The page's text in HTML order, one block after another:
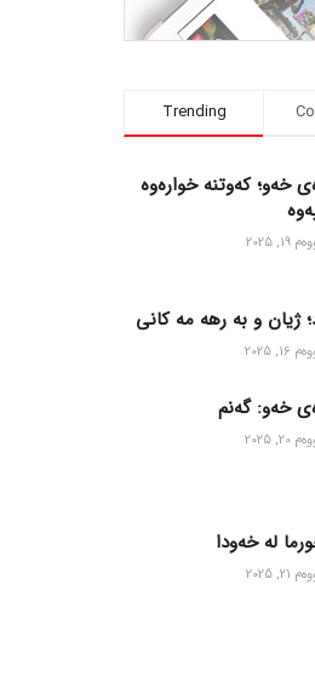
Trending
خەو؛ کەوتنە خوارەوە
2025
ژیان و به رهه مه کانی
2025
خەو: گەنم
2025
لە خەودا
2025